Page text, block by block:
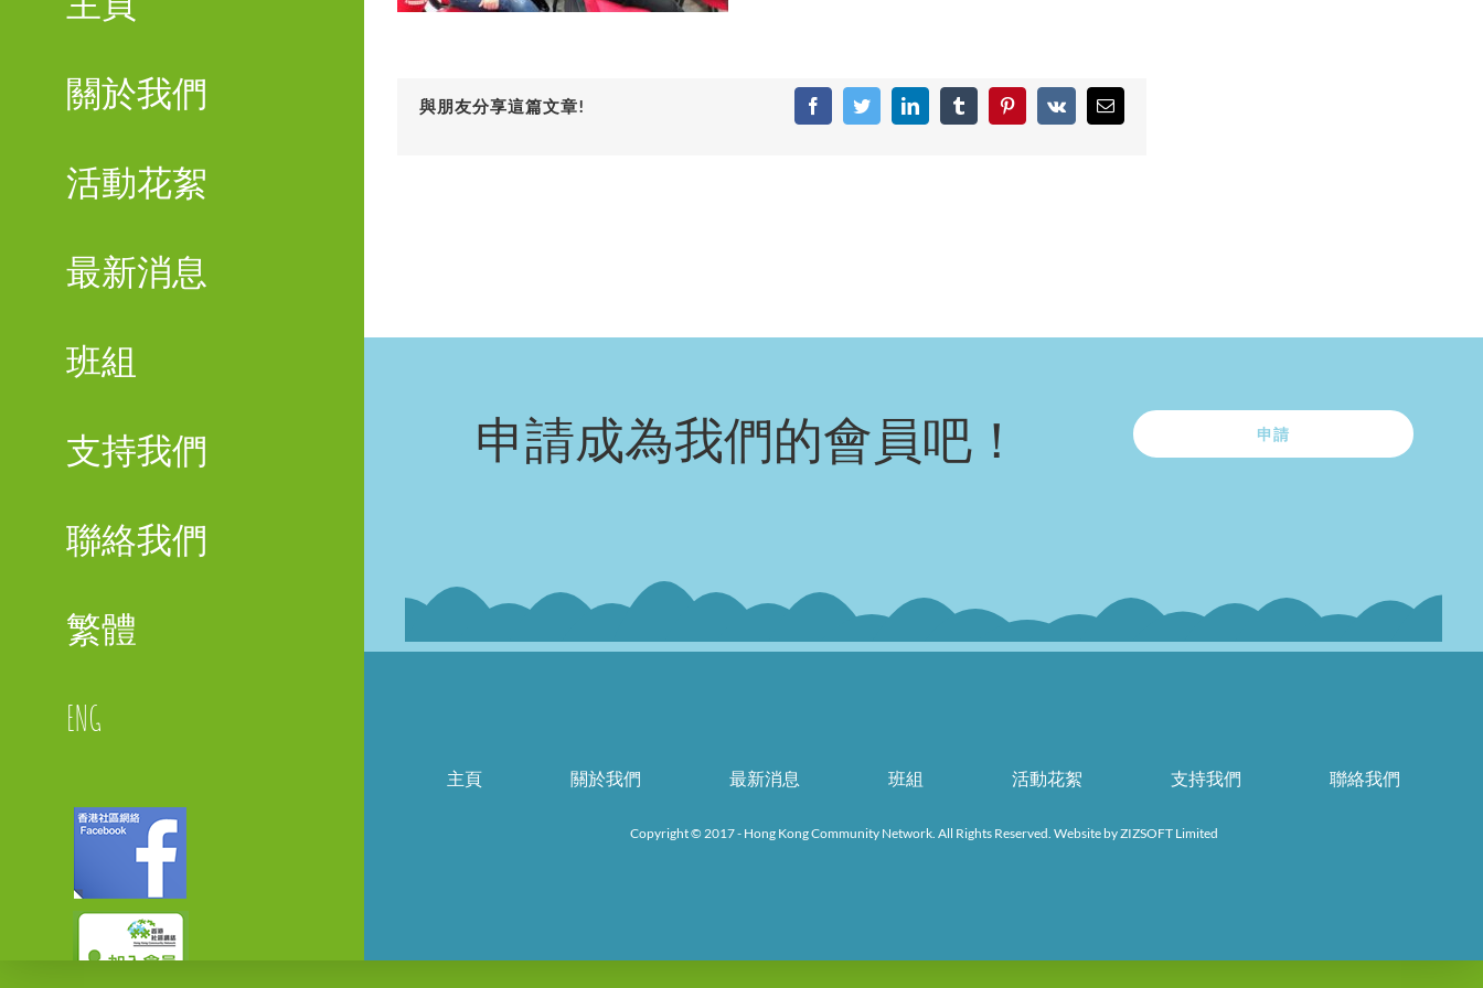
關於我們
活動花絮
最新消息
班組
支持我們
聯絡我們
繁體
ENG
Facebook
與朋友分享這篇文章! FacebookTwitterLinkedInTumblrPinterest
Vk Email:
申請成為我們的會員吧！ 申請
主頁 關於我們 最新消息 班組 活動花絮 支持我們 聯絡我們
Copyright © 2017 - Hong Kong Community Network. All Rights Reserved. Website byZIZSOFT Limited